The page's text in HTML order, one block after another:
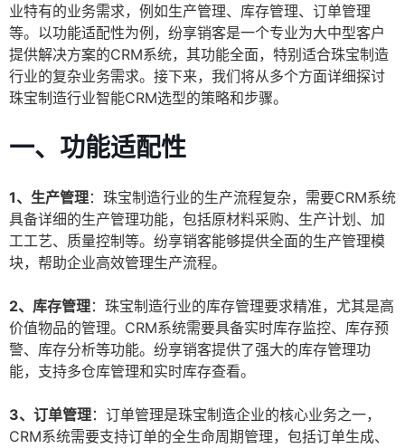
业特有的业务需求，例如生产管理、库存管理、订单管理
等。以功能适配性为例，纷享销客是一个专业为大中型客户
提供解决方案的CRM系统，其功能全面，特别适合珠宝制造
行业的复杂业务需求。接下来，我们将从多个方面详细探讨
珠宝制造行业智能CRM选型的策略和步骤。
一、功能适配性
1、生产管理：珠宝制造行业的生产流程复杂，需要CRM系统
具备详细的生产管理功能，包括原材料采购、生产计划、加
工工艺、质量控制等。纷享销客能够提供全面的生产管理模
块，帮助企业高效管理生产流程。
2、库存管理：珠宝制造行业的库存管理要求精准，尤其是高
价值物品的管理。CRM系统需要具备实时库存监控、库存预
警、库存分析等功能。纷享销客提供了强大的库存管理功
能，支持多仓库管理和实时库存查看。
3、订单管理：订单管理是珠宝制造企业的核心业务之一，
CRM系统需要支持订单的全生命周期管理，包括订单生成、